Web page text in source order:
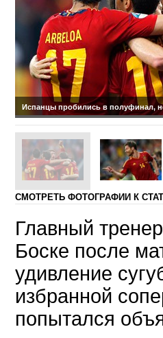
Испанцы пробились в полуфинал,
CМОТРЕТЬ ФОТОГРАФИИ К
Главный
Боске после
удивление
избранной
попытался